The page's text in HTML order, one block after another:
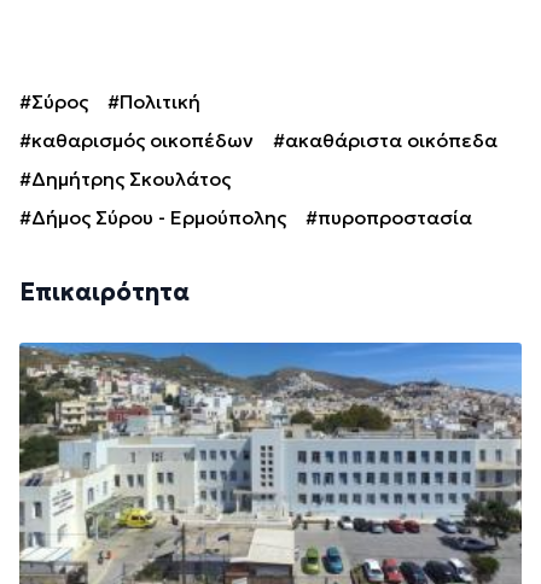
#Σύρος
#Πολιτική
#καθαρισμός οικοπέδων
#ακαθάριστα οικόπεδα
#Δημήτρης Σκουλάτος
#Δήμος Σύρου - Ερμούπολης
#πυροπροστασία
Επικαιρότητα